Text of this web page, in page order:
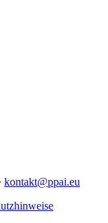
kontakt@ppai.eu